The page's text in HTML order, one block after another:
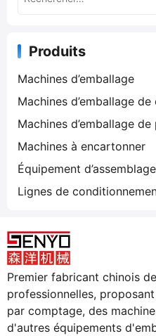
Produits
Machines d’emballage
Machines d’emballage
Machines d’emballage de
Machines à encartonner
Équipement d’assemblage
Lignes de
Premier fabricant chinois
professionnelles,
par comptage, des
d'autres équipements